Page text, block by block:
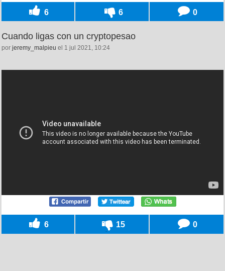
6 6 0
Cuando ligas con un cryptopesao
por jeremy_malpieu el 1 jul 2021, 10:24
6 15 0